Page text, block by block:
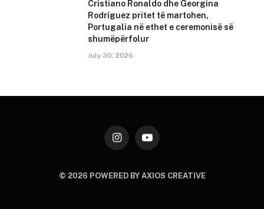
Cristiano Ronaldo dhe Georgina
Rodríguez pritet të martohen,
Portugalia në ethet e ceremonisë së
shumëpërfolur
July 30, 2026
InstagramYouTube
© 2026 POWERED BY AXIOS CREATIVE